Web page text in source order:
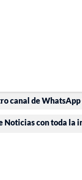
canal de WhatsApp
Noticias con toda la